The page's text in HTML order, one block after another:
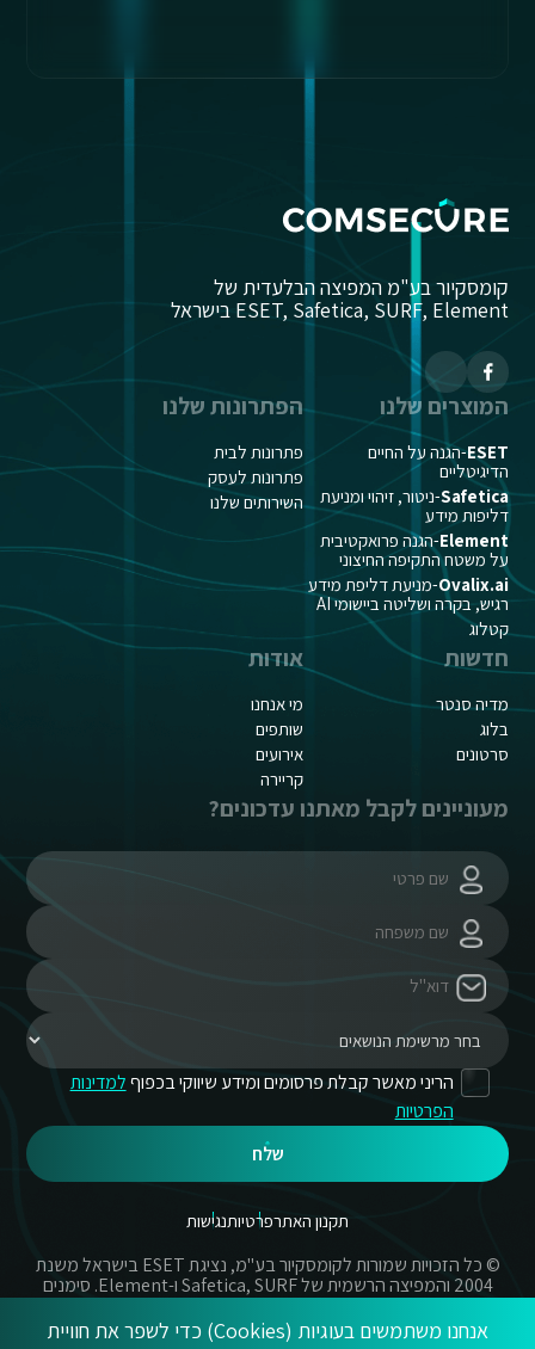
קומסקיור בע"מ המפיצה הבלעדית של
ESET, Safetica, SURF, Element בישראל
המוצרים שלנו
ESET-הגנה על החיים
הדיגיטליים
Safetica-ניטור, זיהוי ומניעת
דליפות מידע
Element-הגנה פרואקטיבית
על משטח התקיפה החיצוני
Ovalix.ai-מניעת דליפת מידע
רגיש, בקרה ושליטה ביישומי AI
קטלוג
הפתרונות שלנו
פתרונות לבית
פתרונות לעסק
השירותים שלנו
חדשות
מדיה סנטר
בלוג
סרטונים
אודות
מי אנחנו
שותפים
אירועים
קריירה
מעוניינים לקבל מאתנו עדכונים?
הריני מאשר קבלת פרסומים ומידע שיווקי בכפוףלמדינות
הפרטיות
שלח
תקנון האתרפרטיותנגישות
© כל הזכויות שמורות לקומסקיור בע"מ, נציגת ESET בישראל משנת
2004 והמפיצה הרשמית של Safetica, SURF ו-Element. סימנים
מסחריים אשר בשימוש באתר זה הינם סימנים מסחריים או מותגים
רשומים של החברות הרשומות.